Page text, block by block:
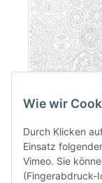
Wie wir
Durch Klicken
Einsatz
Vimeo. Sie
(Fingerabdruck-
Stemperia Molds